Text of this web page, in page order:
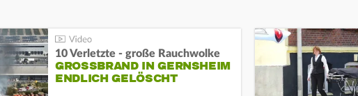
10 Verletzte - große Rauchwolke
GROSSBRAND IN GERNSHEIM E
NDLICH GELÖSCHT